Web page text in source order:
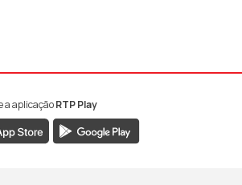
1
Antena 1
RTP Antena 1
a aplicaçãoRTP Play